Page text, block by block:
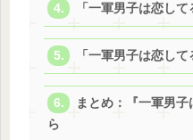
「一軍男子は恋し
「一軍男子は恋し
まとめ：『一軍男
ら